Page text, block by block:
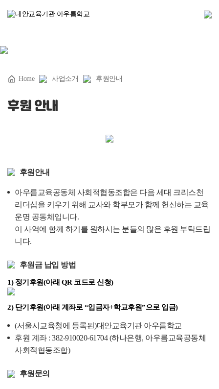
Home 사업소개 후원안내
후원 안내
후원안내
아우름교육공동체 사회적협동조합은 다음 세대 크리스천
리더십을 키우기 위해 교사와 학부모가 함께 헌신하는 교육
운명 공동체입니다.
이 사역에 함께 하기를 원하시는 분들의 많은 후원 부탁드립
니다.
후원금 납입 방법
1) 정기후원(아래 QR 코드로 신청)​
2) 단기후원(아래 계좌로 “입금자+학교후원”으로 입금)​
(서울시교육청에 등록된)대안교육기관 아우름학교
후원 계좌 : 382-910020-61704 (하나은행, 아우름교육공동체
사회적협동조합)
후원문의